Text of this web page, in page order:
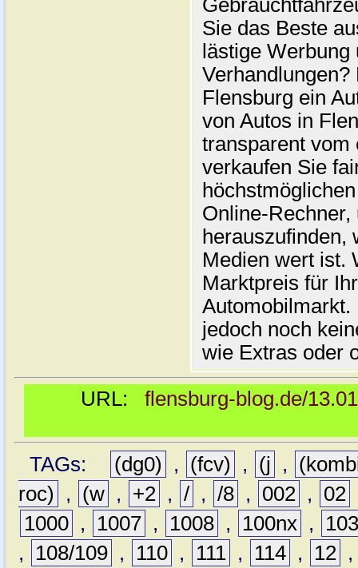
Sie das Beste
lästige
Flensburg ein
von Autos in
transparent vom
verkaufen Sie
Online-
herauszufinden,
Medien wert ist.
Marktpreis für
jedoch noch
wie Extras oder
URL: flensburg-blog.de/
TAGs: (dg0) , (fcv) , (j ,
roc)
, (w , +2 , / , /8 , 002 , 02
1000 , 1007 , 1008 , 100nx ,
,
108/109 , 110 , 111 , 114 , 12